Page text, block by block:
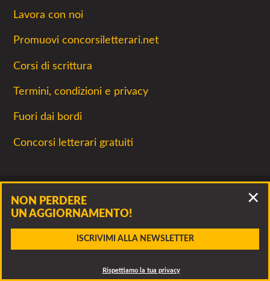
Accidenti, questo bando è scaduto!
Clicca per vedere altri bandi della stessa associazione o
Lavora con noi
Promuovi concorsiletterari.net
Corsi di scrittura
Termini, condizioni e privacy
Fuori dai bordi
Concorsi letterari gratuiti
permette di respirare
Panzarella, via Francesco Guerrazzi 10, 20900 Monza P.IVA
NON PERDERE
UN AGGIORNAMENTO!
ISCRIVIMI ALLA NEWSLETTER
Rispettiamo la tua privacy